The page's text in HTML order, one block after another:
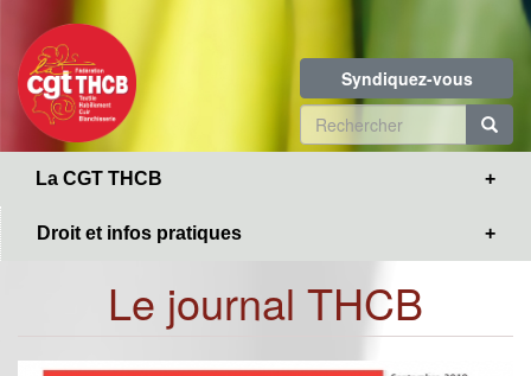
contenu
principal
Syndiquez-vous
Formulaire
de
La CGT THCB
Droit et infos pratiques
Le journal THCB